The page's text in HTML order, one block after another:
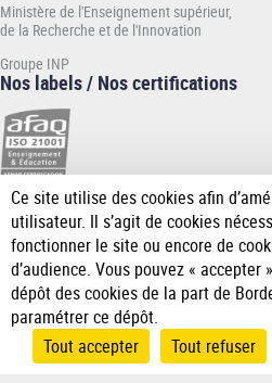
Ministère de l'Enseignement supérieur,
de la Recherche et de l'Innovation
Groupe INP
Nos labels / Nos certifications
AccueilMentions
Données
Ce site utilise des cookies afin
utilisateur. Il s’agit de cookies
fonctionner le site ou encore de
d’audience. Vous pouvez « accepter
dépôt des cookies de la part de
paramétrer ce dépôt.
Tout accepter Tout refuser